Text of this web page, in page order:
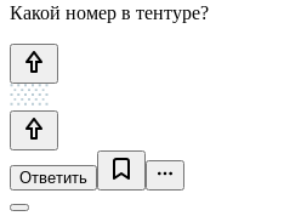
Какой номер в тентуре?
Ответить